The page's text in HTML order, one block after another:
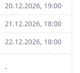
20.12.2026, 19:00
21.12.2026, 18:00
22.12.2026, 18:00
-